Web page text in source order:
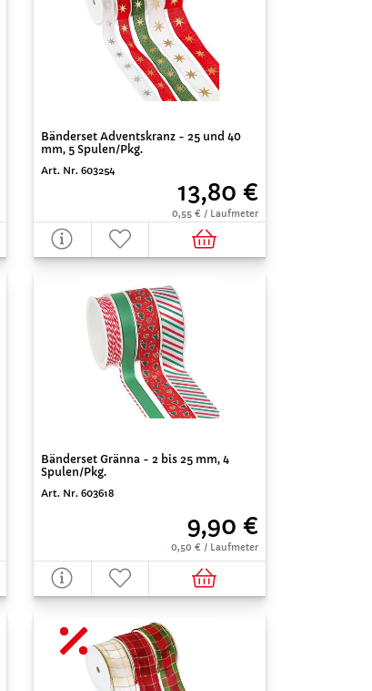
Bänderset Adventskranz - 25 und 40
mm, 5 Spulen/Pkg.
Art. Nr. 603254
13,80 €
0,55 € / Laufmeter
Bänderset Gränna - 2 bis 25 mm, 4
Spulen/Pkg.
Art. Nr. 603618
9,90 €
0,50 € / Laufmeter